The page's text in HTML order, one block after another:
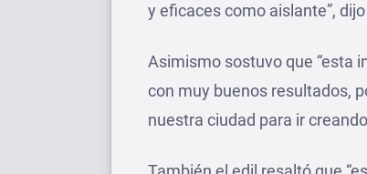
y eficaces como aislante”,
Asimismo sostuvo que “esta
con muy buenos resultados,
nuestra ciudad para ir